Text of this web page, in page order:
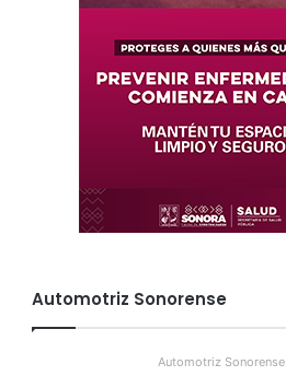
Automotriz Sonorense
Automotriz Sonorense